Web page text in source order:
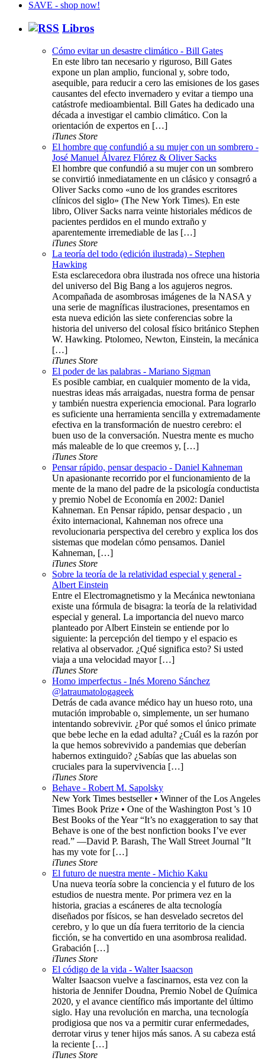
Libros
Cómo evitar un desastre climático - Bill Gates
En este libro tan necesario y riguroso, Bill Gates
expone un plan amplio, funcional y, sobre todo,
asequible, para reducir a cero las emisiones de los gases
causantes del efecto invernadero y evitar a tiempo una
catástrofe medioambiental. Bill Gates ha dedicado una
década a investigar el cambio climático. Con la
orientación de expertos en […]
iTunes Store
El hombre que confundió a su mujer con un sombrero -
José Manuel Álvarez Flórez & Oliver Sacks
El hombre que confundió a su mujer con un sombrero
se convirtió inmediatamente en un clásico y consagró a
Oliver Sacks como «uno de los grandes escritores
clínicos del siglo» (The New York Times). En este
libro, Oliver Sacks narra veinte historiales médicos de
pacientes perdidos en el mundo extraño y
aparentemente irremediable de las […]
iTunes Store
La teoría del todo (edición ilustrada) - Stephen
Hawking
Esta esclarecedora obra ilustrada nos ofrece una historia
del universo del Big Bang a los agujeros negros.
Acompañada de asombrosas imágenes de la NASA y
una serie de magníficas ilustraciones, presentamos en
esta nueva edición las siete conferencias sobre la
historia del universo del colosal físico británico Stephen
W. Hawking. Ptolomeo, Newton, Einstein, la mecánica
[…]
iTunes Store
El poder de las palabras - Mariano Sigman
Es posible cambiar, en cualquier momento de la vida,
nuestras ideas más arraigadas, nuestra forma de pensar
y también nuestra experiencia emocional. Para lograrlo
es suficiente una herramienta sencilla y extremadamente
efectiva en la transformación de nuestro cerebro: el
buen uso de la conversación. Nuestra mente es mucho
más maleable de lo que creemos y, […]
iTunes Store
Pensar rápido, pensar despacio - Daniel Kahneman
Un apasionante recorrido por el funcionamiento de la
mente de la mano del padre de la psicología conductista
y premio Nobel de Economía en 2002: Daniel
Kahneman. En Pensar rápido, pensar despacio , un
éxito internacional, Kahneman nos ofrece una
revolucionaria perspectiva del cerebro y explica los dos
sistemas que modelan cómo pensamos. Daniel
Kahneman, […]
iTunes Store
Sobre la teoría de la relatividad especial y general -
Albert Einstein
Entre el Electromagnetismo y la Mecánica newtoniana
existe una fórmula de bisagra: la teoría de la relatividad
especial y general. La importancia del nuevo marco
planteado por Albert Einstein se entiende por lo
siguiente: la percepción del tiempo y el espacio es
relativa al observador. ¿Qué significa esto? Si usted
viaja a una velocidad mayor […]
iTunes Store
Homo imperfectus - Inés Moreno Sánchez
@latraumatologageek
Detrás de cada avance médico hay un hueso roto, una
mutación improbable o, simplemente, un ser humano
intentando sobrevivir. ¿Por qué somos el único primate
que bebe leche en la edad adulta? ¿Cuál es la razón por
la que hemos sobrevivido a pandemias que deberían
habernos extinguido? ¿Sabías que las abuelas son
cruciales para la supervivencia […]
iTunes Store
Behave - Robert M. Sapolsky
New York Times bestseller • Winner of the Los Angeles
Times Book Prize • One of the Washington Post 's 10
Best Books of the Year “It’s no exaggeration to say that
Behave is one of the best nonfiction books I’ve ever
read.” —David P. Barash, The Wall Street Journal "It
has my vote for […]
iTunes Store
El futuro de nuestra mente - Michio Kaku
Una nueva teoría sobre la conciencia y el futuro de los
estudios de nuestra mente. Por primera vez en la
historia, gracias a escáneres de alta tecnología
diseñados por físicos, se han desvelado secretos del
cerebro, y lo que un día fuera territorio de la ciencia
ficción, se ha convertido en una asombrosa realidad.
Grabación […]
iTunes Store
El código de la vida - Walter Isaacson
Walter Isaacson vuelve a fascinarnos, esta vez con la
historia de Jennifer Doudna, Premio Nobel de Química
2020, y el avance científico más importante del último
siglo. Hay una revolución en marcha, una tecnología
prodigiosa que nos va a permitir curar enfermedades,
derrotar virus y tener hijos más sanos. A su cabeza está
la reciente […]
iTunes Store